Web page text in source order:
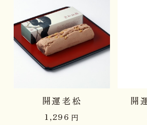
開運老松
1,296 円
開